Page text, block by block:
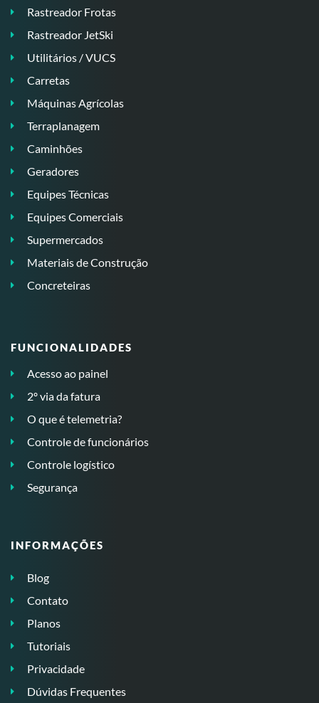
Rastreador Frotas
Rastreador JetSki
Utilitários / VUCS
Carretas
Máquinas Agrícolas
Terraplanagem
Caminhões
Geradores
Equipes Técnicas
Equipes Comerciais
Supermercados
Materiais de Construção
Concreteiras
FUNCIONALIDADES
Acesso ao painel
2º via da fatura
O que é telemetria?
Controle de funcionários
Controle logístico
Segurança
INFORMAÇÕES
Blog
Contato
Planos
Tutoriais
Privacidade
Dúvidas Frequentes